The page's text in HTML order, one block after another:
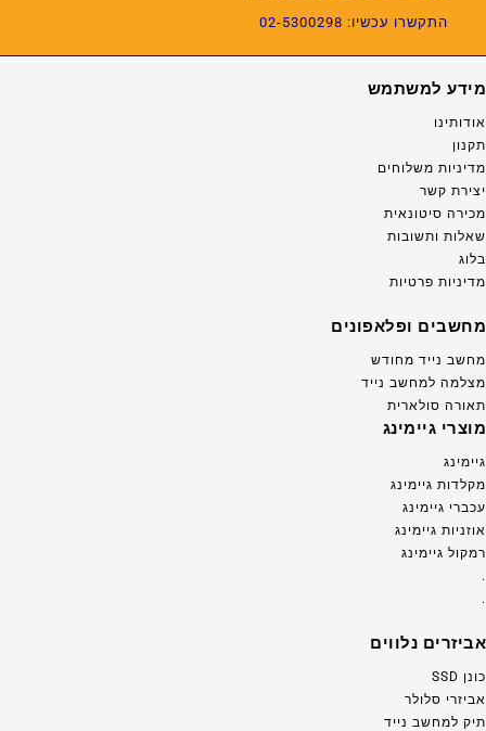
התקשרו עכשיו: 02-5300298
מידע למשתמש
אודותינו
תקנון
מדיניות משלוחים
יצירת קשר
מכירה סיטונאית
שאלות ותשובות
בלוג
מדיניות פרטיות
מחשבים ופלאפונים
מחשב נייד מחודש
מצלמה למחשב נייד
תאורה סולארית
מוצרי גיימינג
גיימינג
מקלדות גיימינג
עכברי גיימינג
אוזניות גיימינג
רמקול גיימינג
.
.
אביזרים נלווים
כונן SSD
אביזרי סלולר
תיק למחשב נייד